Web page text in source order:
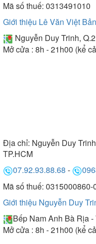
Mã số thuế: 0313491010
Giới thiệu Lê Văn Việt
Nguyễn Duy Trinh,
Mở cửa : 8h - 21h00 (kể
Địa chỉ: Nguyễn Duy
TP.HCM
07.92.93.88.68 -
Mã số thuế:
Giới thiệu Nguyễn Duy
Bếp Nam Anh Bà Rịa -
Mở cửa : 8h - 21h00 (kể